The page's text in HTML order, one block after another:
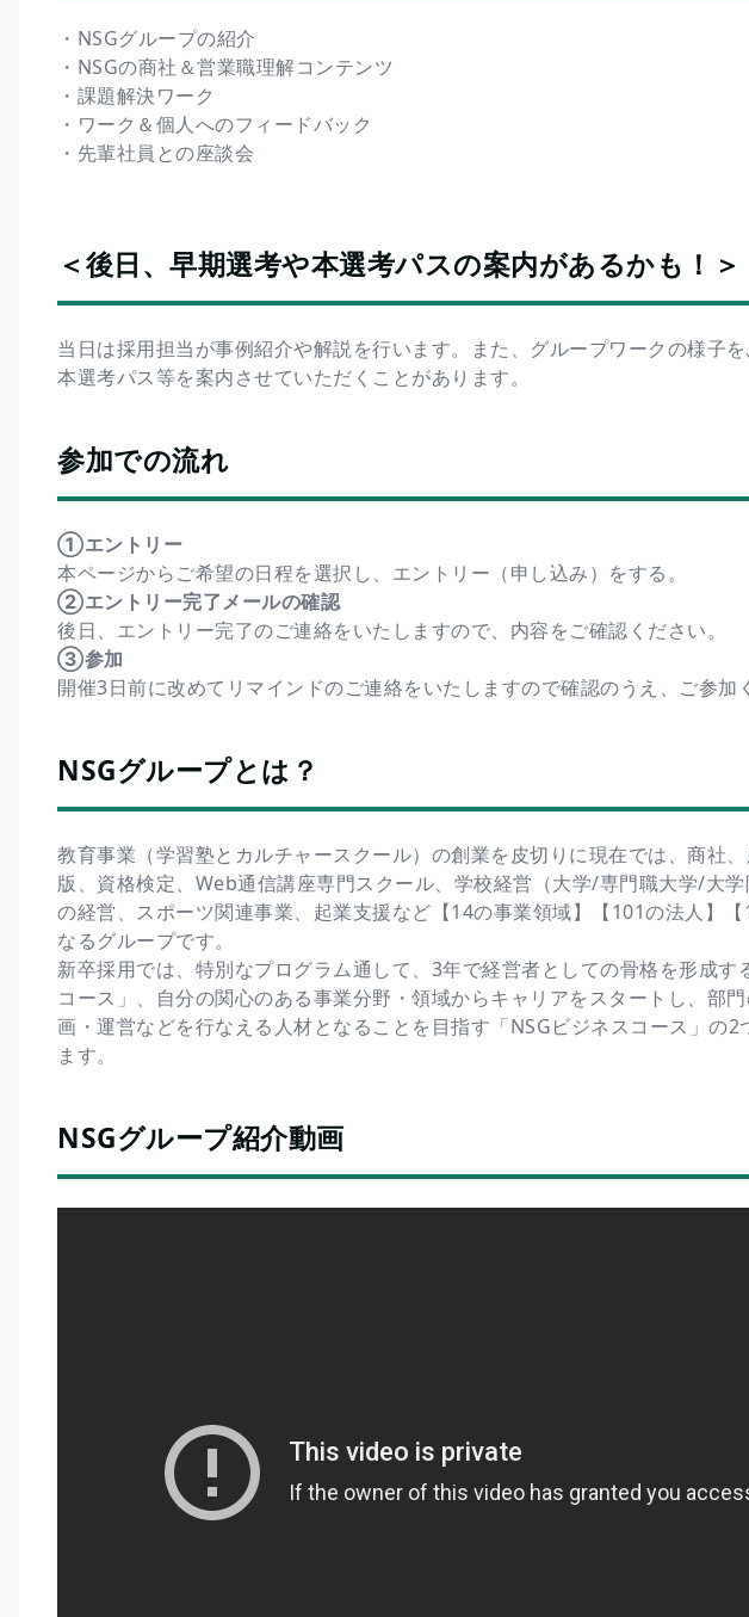
・NSGグループの紹介
・NSGの商社＆営業職理解コンテンツ
・課題解決ワーク
・ワーク＆個人へのフィードバック
・先輩社員との座談会
＜後日、早期選考や本選考パスの案内があるかも！＞
当日は採用担当が事例紹介や解説を行います。また、グループワークの様子
本選考パス等を案内させていただくことがあります。
参加での流れ
①エントリー
本ページからご希望の日程を選択し、エントリー（申し込み）をする。
②エントリー完了メールの確認
後日、エントリー完了のご連絡をいたしますので、内容をご確認ください。
③参加
開催3日前に改めてリマインドのご連絡をいたしますので確認のうえ、ご参加
NSGグループとは？
教育事業（学習塾とカルチャースクール）の創業を皮切りに現在では、商社
版、資格検定、Web通信講座専門スクール、学校経営（大学/専門職大学/大
の経営、スポーツ関連事業、起業支援など【14の事業領域】【101の法人】
なるグループです。
新卒採用では、特別なプログラム通して、3年で経営者としての骨格を形成す
コース」、自分の関心のある事業分野・領域からキャリアをスタートし、部
画・運営などを行なえる人材となることを目指す「NSGビジネスコース」の
ます。
NSGグループ紹介動画